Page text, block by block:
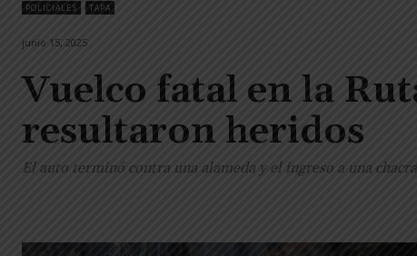
POLICIALES TAPA
junio 15, 2025
Vuelco fatal en la
resultaron heridos
El auto terminó contra una alameda y el ingreso a una